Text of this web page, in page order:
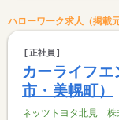
ハローワーク求人（掲載
正社員
カーライフエ
市・美幌町）
ネッツトヨタ北見 株